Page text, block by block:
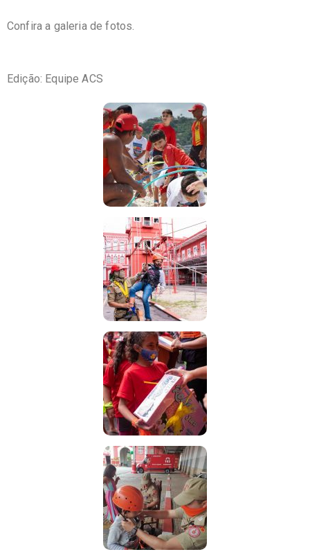
Confira a galeria de fotos.
Edição: Equipe ACS